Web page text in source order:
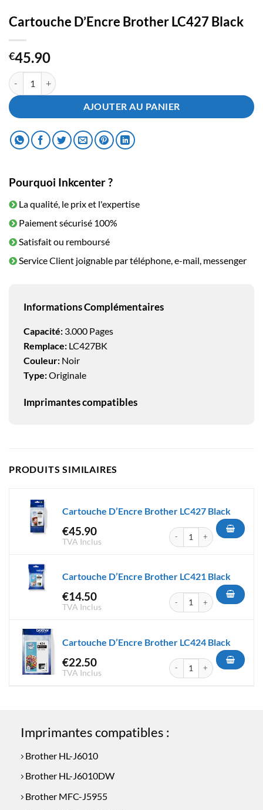
Cartouche D’Encre Brother LC427 Black
€45.90
quantité de Cartouche D'Encre Brother LC427 Black
AJOUTER AU PANIER
Pourquoi Inkcenter ?
La qualité, le prix et l'expertise
Paiement sécurisé 100%
Satisfait ou remboursé
Service Client joignable par téléphone, e-mail, messenger
Informations Complémentaires
Capacité: 3.000 Pages
Remplace: LC427BK
Couleur: Noir
Type:Originale
Imprimantes compatibles
PRODUITS SIMILAIRES
Cartouche D’Encre Brother LC427 Black
€45.90
TVA Inclus
quantité de Cartouche
Cartouche D’Encre Brother LC421 Black
€14.50
TVA Inclus
quantité de Cartouche
Cartouche D’Encre Brother LC424 Black
€22.50
TVA Inclus
quantité de Cartouche
Imprimantes compatibles :
Brother HL-J6010
Brother HL-J6010DW
Brother MFC-J5955